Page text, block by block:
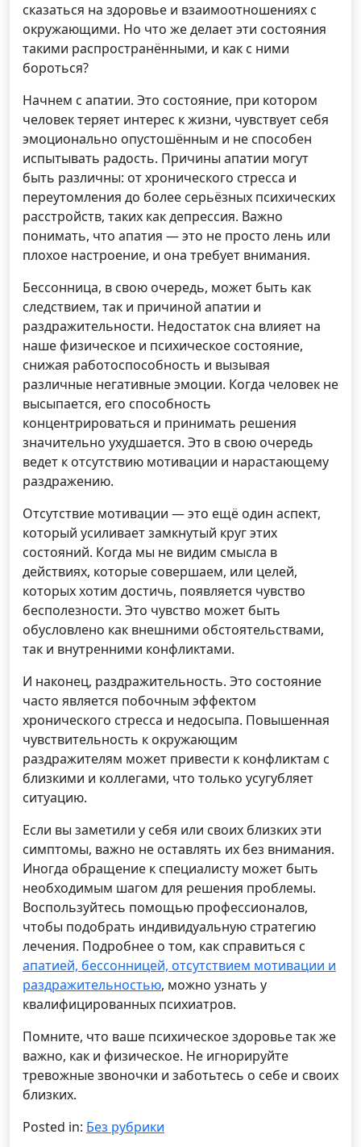
сказаться на здоровье и взаимоотношениях с
окружающими. Но что же делает эти состояния
такими распространёнными, и как с ними
бороться?
Начнем с апатии. Это состояние, при котором
человек теряет интерес к жизни, чувствует себя
эмоционально опустошённым и не способен
испытывать радость. Причины апатии могут
быть различны: от хронического стресса и
переутомления до более серьёзных психических
расстройств, таких как депрессия. Важно
понимать, что апатия — это не просто лень или
плохое настроение, и она требует внимания.
Бессонница, в свою очередь, может быть как
следствием, так и причиной апатии и
раздражительности. Недостаток сна влияет на
наше физическое и психическое состояние,
снижая работоспособность и вызывая
различные негативные эмоции. Когда человек не
высыпается, его способность
концентрироваться и принимать решения
значительно ухудшается. Это в свою очередь
ведет к отсутствию мотивации и нарастающему
раздражению.
Отсутствие мотивации — это ещё один аспект,
который усиливает замкнутый круг этих
состояний. Когда мы не видим смысла в
действиях, которые совершаем, или целей,
которых хотим достичь, появляется чувство
бесполезности. Это чувство может быть
обусловлено как внешними обстоятельствами,
так и внутренними конфликтами.
И наконец, раздражительность. Это состояние
часто является побочным эффектом
хронического стресса и недосыпа. Повышенная
чувствительность к окружающим
раздражителям может привести к конфликтам с
близкими и коллегами, что только усугубляет
ситуацию.
Если вы заметили у себя или своих близких эти
симптомы, важно не оставлять их без внимания.
Иногда обращение к специалисту может быть
необходимым шагом для решения проблемы.
Воспользуйтесь помощью профессионалов,
чтобы подобрать индивидуальную стратегию
лечения. Подробнее о том, как справиться с
апатией, бессонницей, отсутствием мотивации и
раздражительностью, можно узнать у
квалифицированных психиатров.
Помните, что ваше психическое здоровье так же
важно, как и физическое. Не игнорируйте
тревожные звоночки и заботьтесь о себе и своих
близких.
Posted in: Без рубрики